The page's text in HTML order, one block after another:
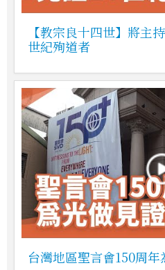
【教宗良十四世】將主
世紀殉道者
台灣地區聖言會150周